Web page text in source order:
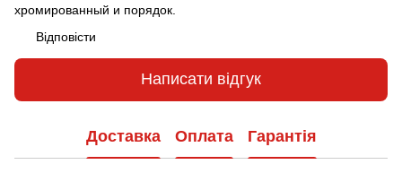
хромированный и порядок.
Відповісти
Написати відгук
Доставка Оплата Гарантія